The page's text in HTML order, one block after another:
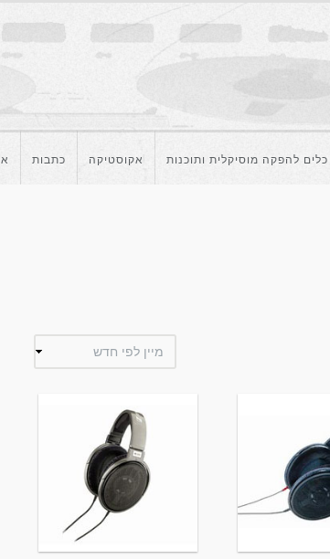
כלים להפקה מוסיקלית ותוכנות אקוסטיקה כתבות